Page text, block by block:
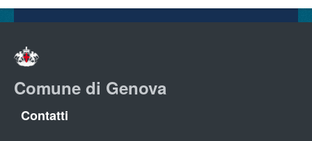
Comune di Genova
Contatti